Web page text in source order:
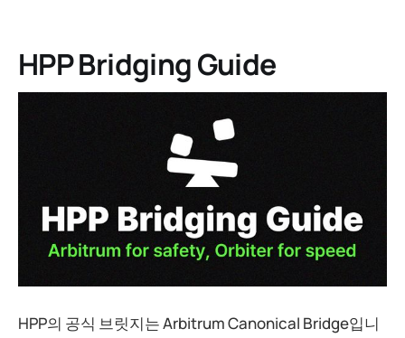
HPP Bridging Guide
HPP의 공식 브릿지는 Arbitrum Canonical Bridge입니